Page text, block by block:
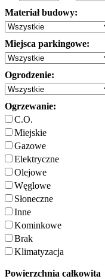
Materiał budowy:
Miejsca parkingowe:
Ogrodzenie:
Ogrzewanie:
C.O.
Miejskie
Gazowe
Elektryczne
Olejowe
Węglowe
Słoneczne
Inne
Kominkowe
Brak
Klimatyzacja
Powierzchnia całkowita